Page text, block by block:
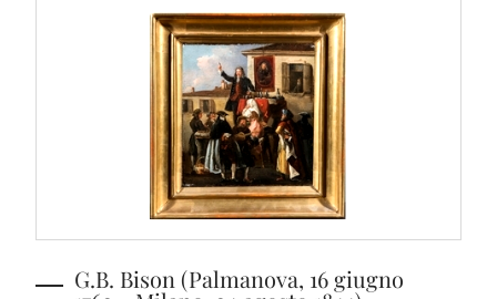
G.B. Bison (Palmanova, 16 giugno